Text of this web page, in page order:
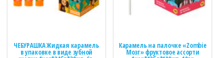
ЧЕБУРАШКА Жидкая карамель
в упаковке в виде зубной
Карамель на палочке «Zombie
Мозг» фруктовое ассорти